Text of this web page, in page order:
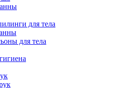
для тела
для тела